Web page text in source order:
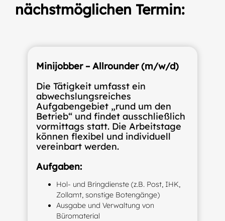
nächstmöglichen Termin:
Minijobber – Allrounder (m/w/d)
Die Tätigkeit umfasst ein
abwechslungsreiches
Aufgabengebiet „rund um den
Betrieb“ und findet ausschließlich
vormittags statt. Die Arbeitstage
können flexibel und individuell
vereinbart werden.
Aufgaben:
Hol- und Bringdienste (z.B. Post, IHK,
Zollamt, sonstige Botengänge)
Ausgabe und Verwaltung von
Büromaterial